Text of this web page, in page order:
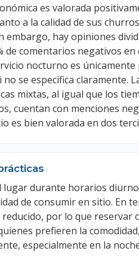
es valorada
a la calidad de sus
embargo, hay opiniones
de comentarios negativos
nocturno es
se especifica claramente.
mixtas, al igual que los
cuentan con menciones
es bien valorada en dos
lugar durante horarios
de consumir en sitio. En
reducido, por lo que
prefieren la
especialmente en la